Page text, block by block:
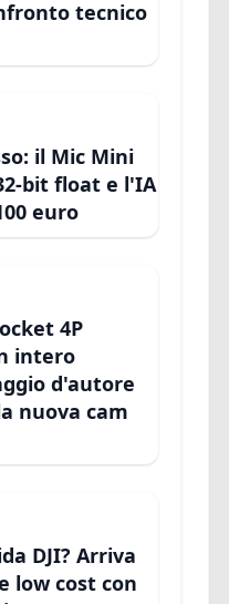
tecnico
il Mic Mini
bit float e l'IA
euro
4P
intero
d'autore
nuova cam
DJI? Arriva
low cost con